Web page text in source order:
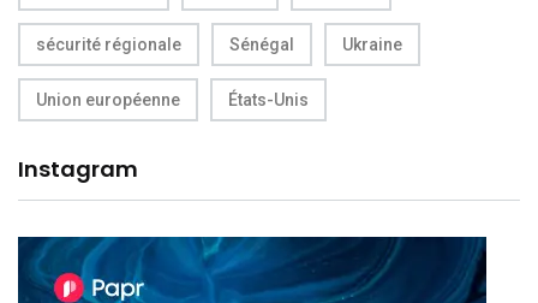
sécurité régionale Sénégal Ukraine
Union européenne États-Unis
Instagram